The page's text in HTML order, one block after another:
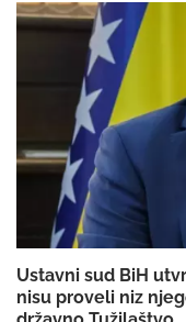
Ustavni sud BiH
nisu proveli niz